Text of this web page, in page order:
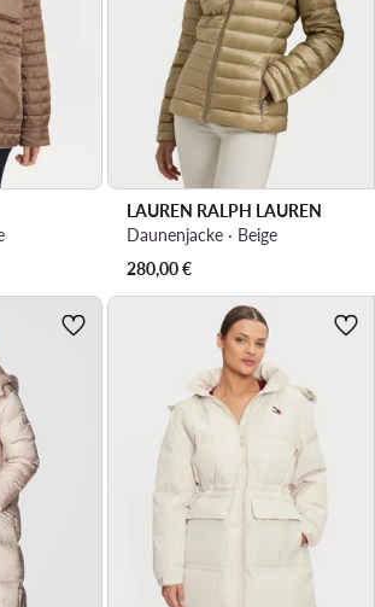
LAUREN RALPH LAUREN
Daunenjacke · Beige
280,00€